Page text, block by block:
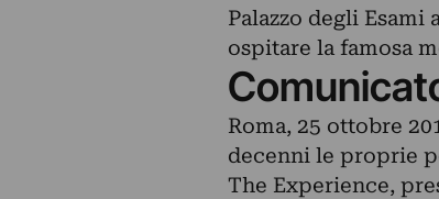
Palazzo degli
ospitare la famosa
Roma, 25 ottobre
decenni le proprie
The Experience,